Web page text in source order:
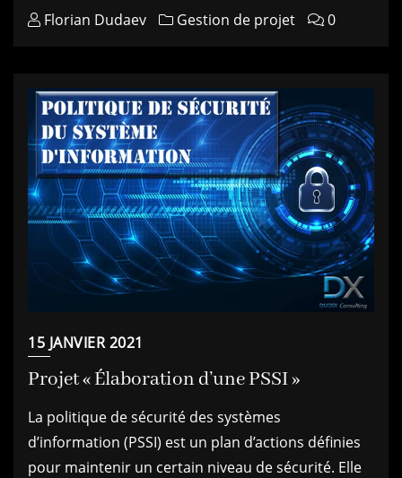
Florian Dudaev Gestion de projet 0
15 JANVIER 2021
Projet « Élaboration d’une PSSI »
La politique de sécurité des systèmes
d’information (PSSI) est un plan d’actions définies
pour maintenir un certain niveau de sécurité. Elle